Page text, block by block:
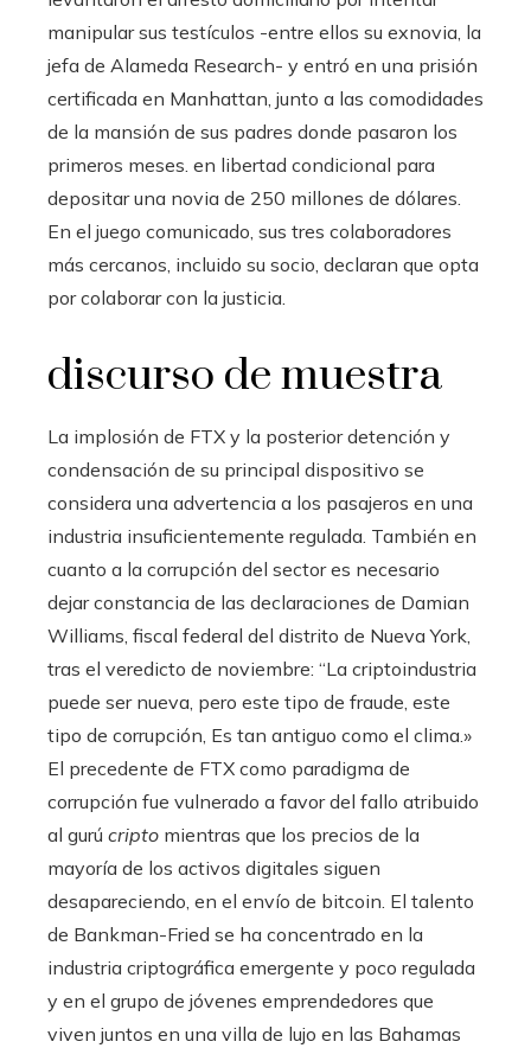
manipular sus testículos -entre ellos su exnovia, la
jefa de Alameda Research- y entró en una prisión
certificada en Manhattan, junto a las comodidades
de la mansión de sus padres donde pasaron los
primeros meses. en libertad condicional para
depositar una novia de 250 millones de dólares.
En el juego comunicado, sus tres colaboradores
más cercanos, incluido su socio, declaran que opta
por colaborar con la justicia.
discurso de muestra
La implosión de FTX y la posterior detención y
condensación de su principal dispositivo se
considera una advertencia a los pasajeros en una
industria insuficientemente regulada. También en
cuanto a la corrupción del sector es necesario
dejar constancia de las declaraciones de Damian
Williams, fiscal federal del distrito de Nueva York,
tras el veredicto de noviembre: “La criptoindustria
puede ser nueva, pero este tipo de fraude, este
tipo de corrupción, Es tan antiguo como el clima.»
El precedente de FTX como paradigma de
corrupción fue vulnerado a favor del fallo atribuido
al gurú cripto mientras que los precios de la
mayoría de los activos digitales siguen
desapareciendo, en el envío de bitcoin. El talento
de Bankman-Fried se ha concentrado en la
industria criptográfica emergente y poco regulada
y en el grupo de jóvenes emprendedores que
viven juntos en una villa de lujo en las Bahamas